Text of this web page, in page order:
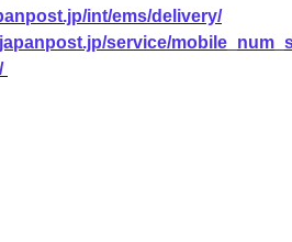
int/ems/delivery/
service/